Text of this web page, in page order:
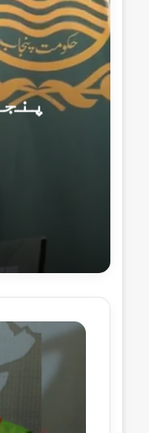
پنجاب
پنجاب میں 18 اکتوبر تک دفعہ 144 نافذ، احتجاج، ریلیوں اور دھرنوں پر
ع